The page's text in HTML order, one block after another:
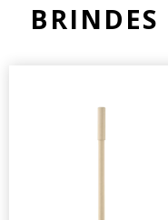
BRINDES